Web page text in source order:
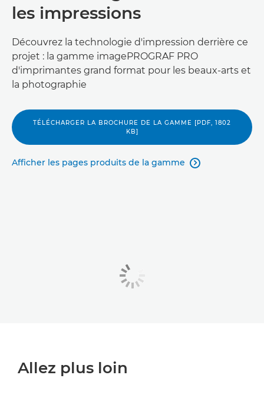
les impressions
Découvrez la technologie d'impression derrière ce
projet : la gamme imagePROGRAF PRO
d'imprimantes grand format pour les beaux-arts et
la photographie
TÉLÉCHARGER LA BROCHURE DE LA GAMME [PDF, 1802
KB]
Afficher les pages produits de la gamme 
Allez plus loin